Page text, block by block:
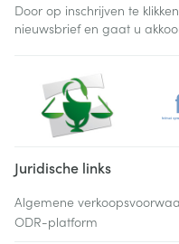
Door op inschrijven te
nieuwsbrief en gaat u
Juridische links
Algemene
ODR-platform